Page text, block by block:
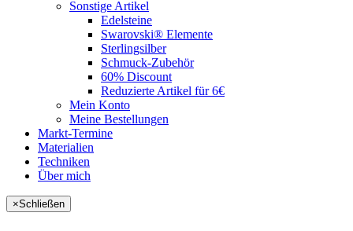
Sonstige Artikel
Edelsteine
Swarovski® Elemente
Sterlingsilber
Schmuck-Zubehör
60% Discount
Reduzierte Artikel für 6€
Mein Konto
Meine Bestellungen
Markt-Termine
Materialien
Techniken
Über mich
×Schließen